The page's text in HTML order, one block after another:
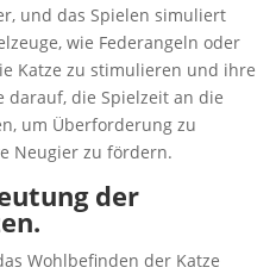
und das Spielen simuliert
wie Federangeln oder
Katze zu stimulieren und ihre
darauf, die Spielzeit an die
um Überforderung zu
Neugier zu fördern.
der
Wohlbefinden der Katze